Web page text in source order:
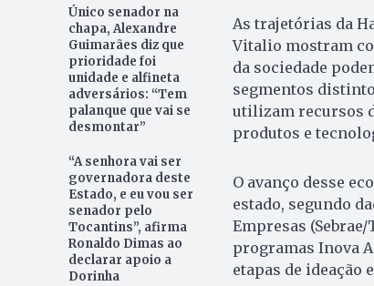
Único senador na
chapa, Alexandre
Guimarães diz que
prioridade foi
unidade e alfineta
adversários: “Tem
palanque que vai se
desmontar”
“A senhora vai ser
governadora deste
Estado, e eu vou ser
senador pelo
Tocantins”, afirma
Ronaldo Dimas ao
declarar apoio a
Dorinha
As trajetórias da
Vitalio mostram
da sociedade
segmentos
utilizam recursos
produtos e
O avanço desse
estado, segundo
Empresas
programas Inova
etapas de ideação